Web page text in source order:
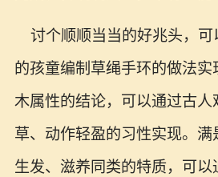
讨个顺顺当当的好兆头，可
的孩童编制草绳手环的做法实
木属性的结论，可以通过古人
草、动作轻盈的习性实现。满
生发、滋养同类的特质，可以